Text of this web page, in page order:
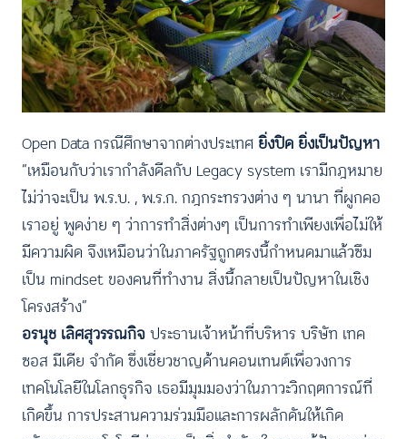
Open Data กรณีศึกษาจากต่างประเทศยิ่งปิด ยิ่งเป็นปัญหา
“เหมือนกับว่าเรากำลังดีลกับ Legacy system เรามีกฎหมาย
ไม่ว่าจะเป็น พ.ร.บ. , พ.ร.ก. กฎกระทรวงต่าง ๆ นานา ที่ผูกคอ
เราอยู่ พูดง่าย ๆ ว่าการทำสิ่งต่างๆ เป็นการทำเพียงเพื่อไม่ให้
มีความผิด จึงเหมือนว่าในภาครัฐถูกตรงนี้กำหนดมาแล้วซึม
เป็น mindset ของคนที่ทำงาน สิ่งนี้กลายเป็นปัญหาในเชิง
โครงสร้าง”
อรนุช เลิศสุวรรณกิจประธานเจ้าหน้าที่บริหาร บริษัท เทค
ซอส มีเดีย จำกัด ซึ่งเชี่ยวชาญด้านคอนเทนต์เพื่อวงการ
เทคโนโลยีในโลกธุรกิจ เธอมีมุมมองว่าในภาวะวิกฤตการณ์ที่
เกิดขึ้น การประสานความร่วมมือและการผลักดันให้เกิด